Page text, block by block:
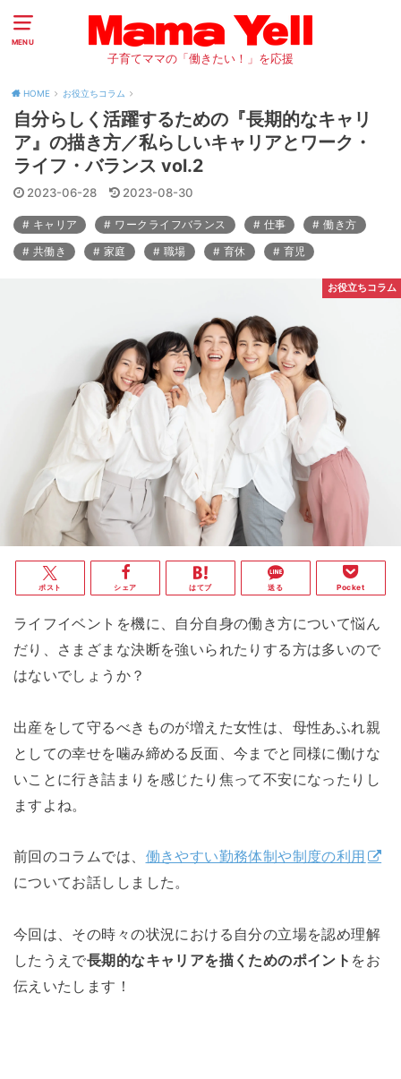
MENU
子育てママの「働きたい！」を応援
HOME お役立ちコラム
自分らしく活躍するための『長期的なキャリ
ア』の描き方／私らしいキャリアとワーク・
ライフ・バランス vol.2
2023-06-28 2023-08-30
キャリア ワークライフバランス 仕事
働き方
共働き
家庭 職場 育休 育児
お役立ちコラム
ポスト シェア はてブ 送る Pocket
ライフイベントを機に、自分自身の働き方について悩ん
だり、さまざまな決断を強いられたりする方は多いので
はないでしょうか？
出産をして守るべきものが増えた女性は、母性あふれ親
としての幸せを噛み締める反面、今までと同様に働けな
いことに行き詰まりを感じたり焦って不安になったりし
ますよね。
前回のコラムでは、 働きやすい勤務体制や制度の利用
についてお話ししました。
今回は、その時々の状況における自分の立場を認め理解
したうえで長期的なキャリアを描くためのポイント をお
伝えいたします！